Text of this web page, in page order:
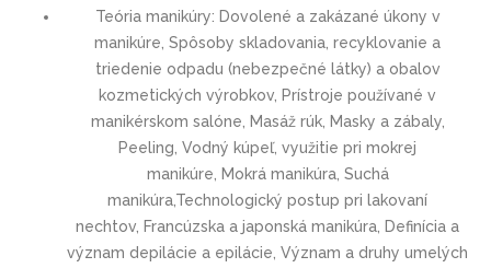
Teória manikúry: Dovolené a zakázané úkony v
manikúre, Spôsoby skladovania, recyklovanie a
triedenie odpadu (nebezpečné látky) a obalov
kozmetických výrobkov, Prístroje používané v
manikérskom salóne, Masáž rúk, Masky a zábaly,
Peeling, Vodný kúpeľ, využitie pri mokrej
manikúre, Mokrá manikúra, Suchá
manikúra,Technologický postup pri lakovaní
nechtov, Francúzska a japonská manikúra, Definícia a
význam depilácie a epilácie, Význam a druhy umelých